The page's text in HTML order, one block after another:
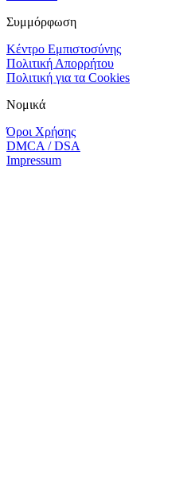
Συμμόρφωση
Κέντρο Εμπιστοσύνης
Πολιτική Απορρήτου
Πολιτική για τα Cookies
Νομικά
Όροι Χρήσης
DMCA / DSA
Impressum